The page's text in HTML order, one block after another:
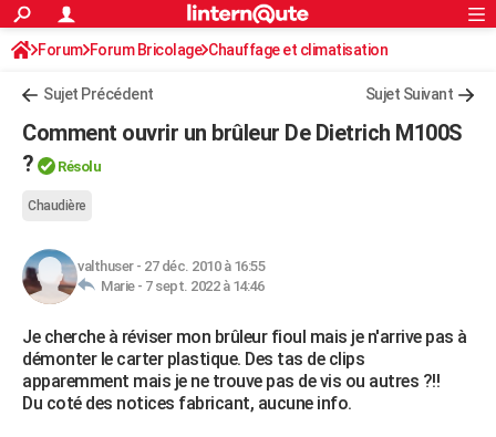
ACTUALITÉS
Politique
Société
Faits Divers
Education
Monde
Villes
+
Programme TV
TNTStreaming
Cinéma
Sorties cinéma
Musique
+FINANCE
Retraite
Impôts
Epargne
Immobilier
Risques naturels par ville
Banque
Assurance
Crédit
AUTO
Essais
Réserver un essai
Citadines
Berlines
SUV
Forum auto
HIGH-TECH
Mobiles
Meilleur smartphone
Internet
Ordinateurs
Jeux vidéo
Guide high-tech
+BRICOLAGE
Forum
Aménagement intérieur
Extérieur
Cuisine
Salle de bains
Jardinage
Rangement
WEEK-END
Guides de France
Escapades
Patrimoine
Expositions
Musées
Week-end nature
+LIFESTYLE
Rechercher
S'inscrire
Connexion
Forum Forum Bricolage Chauffage et climatisation
Sujet Précédent Sujet Suivant
Comment ouvrir un brûleur De Dietrich M100S
?
Résolu
Chaudière
valthuser- 27 déc. 2010 à 16:55
Marie - 7 sept. 2022 à 14:46
Je cherche à réviser mon brûleur fioul mais je n'arrive pas à
démonter le carter plastique. Des tas de clips
apparemment mais je ne trouve pas de vis ou autres ?!!
Du coté des notices fabricant, aucune info.